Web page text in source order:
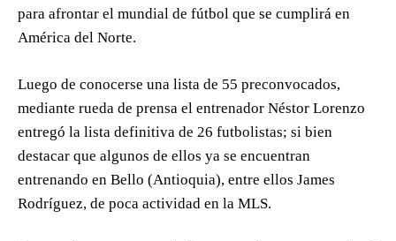
para afrontar el mundial de fútbol que se cumplirá en
América del Norte.
Luego de conocerse una lista de 55 preconvocados,
mediante rueda de prensa el entrenador Néstor Lorenzo
entregó la lista definitiva de 26 futbolistas; si bien
destacar que algunos de ellos ya se encuentran
entrenando en Bello (Antioquia), entre ellos James
Rodríguez, de poca actividad en la MLS.